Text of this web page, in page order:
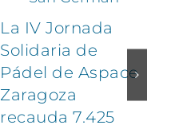
La IV Jornada
Solidaria de
Pádel de Aspace
Zaragoza
recauda 7.425